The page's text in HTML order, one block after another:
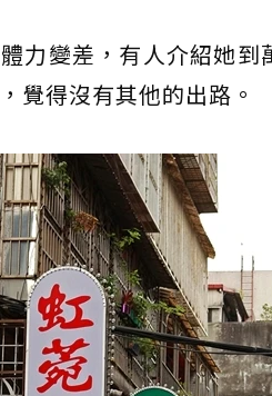
力變差，有人介紹她
覺得沒有其他的出路。